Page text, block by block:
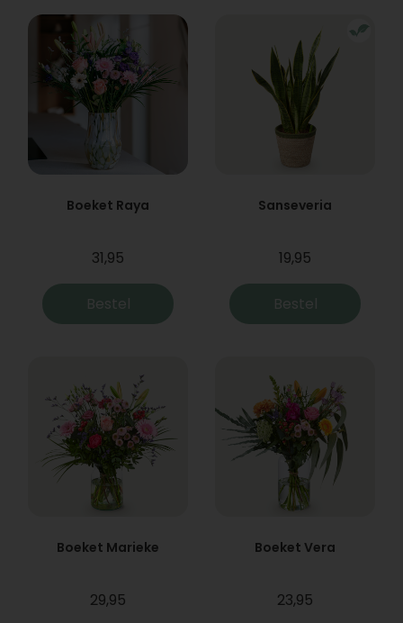
Boeket Raya
31,95
Bestel
Sanseveria
19,95
Bestel
Boeket Marieke
29,95
Boeket Vera
23,95